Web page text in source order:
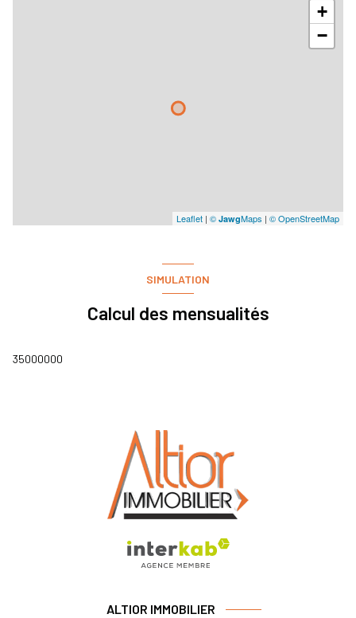
+
−
Leaflet | © JawgMaps | © OpenStreetMap
SIMULATION
Calcul des mensualités
35000000
ALTIOR IMMOBILIER